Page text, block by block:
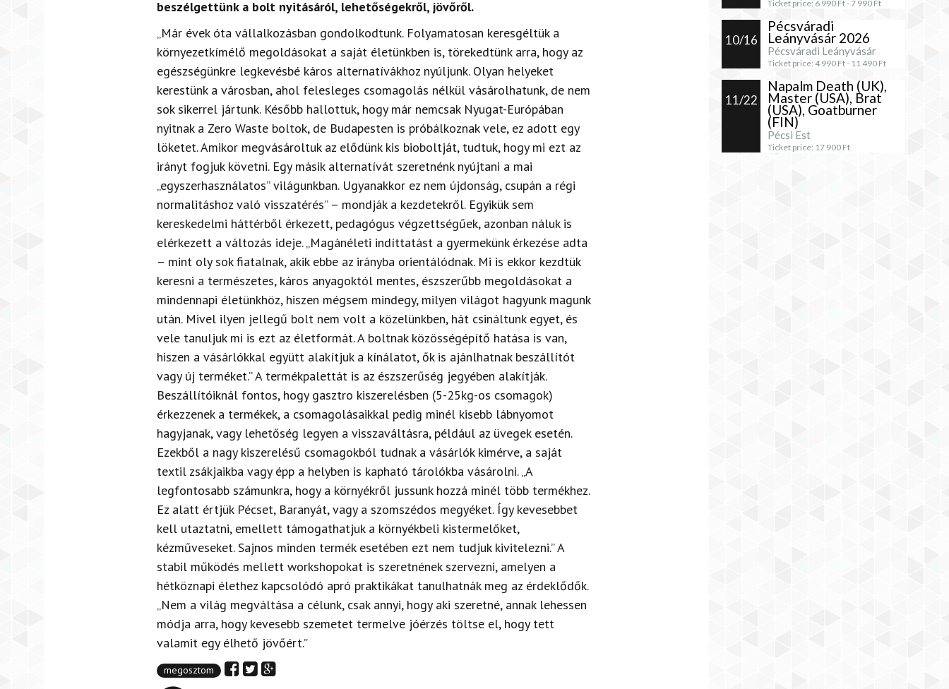
Ticket price: 6 990 Ft -7 990 Ft
10/16
Pécsváradi
Leányvásár 2026
Pécsváradi Leányvásár
Ticket price: 4 990 Ft - 11 490 Ft
11/22
Napalm Death (UK),
Master (USA), Brat
(USA), Goatburner
(FIN)
Pécsi Est
Ticket price: 17 900 Ft
beszélgettünk a bolt nyitásáról, lehetőségekről, jövőről.
„Már évek óta vállalkozásban gondolkodtunk. Folyamatosan keresgéltük a
környezetkímélő megoldásokat a saját életünkben is, törekedtünk arra, hogy az
egészségünkre legkevésbé káros alternatívákhoz nyúljunk. Olyan helyeket
kerestünk a városban, ahol felesleges csomagolás nélkül vásárolhatunk, de nem
sok sikerrel jártunk. Később hallottuk, hogy már nemcsak Nyugat-Európában
nyitnak a Zero Waste boltok, de Budapesten is próbálkoznak vele, ez adott egy
löketet. Amikor megvásároltuk az elődünk kis bioboltját, tudtuk, hogy mi ezt az
irányt fogjuk követni. Egy másik alternatívát szeretnénk nyújtani a mai
„egyszerhasználatos” világunkban. Ugyanakkor ez nem újdonság, csupán a régi
normalitáshoz való visszatérés” – mondják a kezdetekről. Egyikük sem
kereskedelmi háttérből érkezett, pedagógus végzettségűek, azonban náluk is
elérkezett a változás ideje. „Magánéleti indíttatást a gyermekünk érkezése adta
– mint oly sok fiatalnak, akik ebbe az irányba orientálódnak. Mi is ekkor kezdtük
keresni a természetes, káros anyagoktól mentes, észszerűbb megoldásokat a
mindennapi életünkhöz, hiszen mégsem mindegy, milyen világot hagyunk magunk
után. Mivel ilyen jellegű bolt nem volt a közelünkben, hát csináltunk egyet, és
vele tanuljuk mi is ezt az életformát. A boltnak közösségépítő hatása is van,
hiszen a vásárlókkal együtt alakítjuk a kínálatot, ők is ajánlhatnak beszállítót
vagy új terméket.” A termékpalettát is az észszerűség jegyében alakítják.
Beszállítóiknál fontos, hogy gasztro kiszerelésben (5-25kg-os csomagok)
érkezzenek a termékek, a csomagolásaikkal pedig minél kisebb lábnyomot
hagyjanak, vagy lehetőség legyen a visszaváltásra, például az üvegek esetén.
Ezekből a nagy kiszerelésű csomagokból tudnak a vásárlók kimérve, a saját
textil zsákjaikba vagy épp a helyben is kapható tárolókba vásárolni. „A
legfontosabb számunkra, hogy a környékről jussunk hozzá minél több termékhez.
Ez alatt értjük Pécset, Baranyát, vagy a szomszédos megyéket. Így kevesebbet
kell utaztatni, emellett támogathatjuk a környékbeli kistermelőket,
kézműveseket. Sajnos minden termék esetében ezt nem tudjuk kivitelezni.” A
stabil működés mellett workshopokat is szeretnének szervezni, amelyen a
hétköznapi élethez kapcsolódó apró praktikákat tanulhatnák meg az érdeklődők.
„Nem a világ megváltása a célunk, csak annyi, hogy aki szeretné, annak lehessen
módja arra, hogy kevesebb szemetet termelve jóérzés töltse el, hogy tett
valamit egy élhető jövőért.”
megosztom